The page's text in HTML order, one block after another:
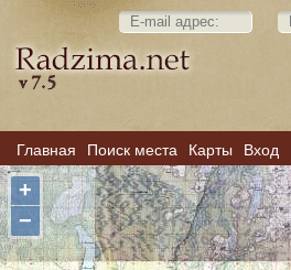
Главная Поиск места Карты Вход
+
−